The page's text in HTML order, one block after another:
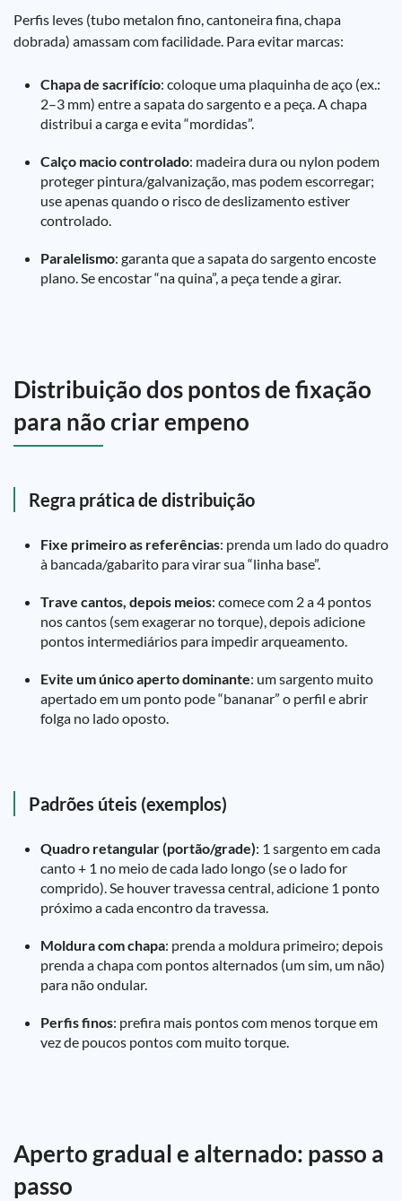
Perfis leves (tubo metalon fino, cantoneira fina, chapa
dobrada) amassam com facilidade. Para evitar marcas:
Chapa de sacrifício: coloque uma plaquinha de aço (ex.:
2–3 mm) entre a sapata do sargento e a peça. A chapa
distribui a carga e evita “mordidas”.
Calço macio controlado: madeira dura ou nylon podem
proteger pintura/galvanização, mas podem escorregar;
use apenas quando o risco de deslizamento estiver
controlado.
Paralelismo: garanta que a sapata do sargento encoste
plano. Se encostar “na quina”, a peça tende a girar.
Distribuição dos pontos de fixação
para não criar empeno
Regra prática de distribuição
Fixe primeiro as referências: prenda um lado do quadro
à bancada/gabarito para virar sua “linha base”.
Trave cantos, depois meios: comece com 2 a 4 pontos
nos cantos (sem exagerar no torque), depois adicione
pontos intermediários para impedir arqueamento.
Evite um único aperto dominante: um sargento muito
apertado em um ponto pode “bananar” o perfil e abrir
folga no lado oposto.
Padrões úteis (exemplos)
Quadro retangular (portão/grade): 1 sargento em cada
canto + 1 no meio de cada lado longo (se o lado for
comprido). Se houver travessa central, adicione 1 ponto
próximo a cada encontro da travessa.
Moldura com chapa: prenda a moldura primeiro; depois
prenda a chapa com pontos alternados (um sim, um não)
para não ondular.
Perfis finos: prefira mais pontos com menos torque em
vez de poucos pontos com muito torque.
Aperto gradual e alternado: passo a
passo